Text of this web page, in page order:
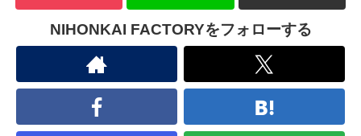
NIHONKAI FACTORYをフォローする